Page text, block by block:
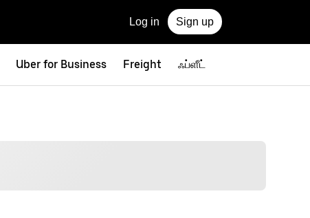
Log in Sign up
Uber for Business Freight ஃப்ளீட்